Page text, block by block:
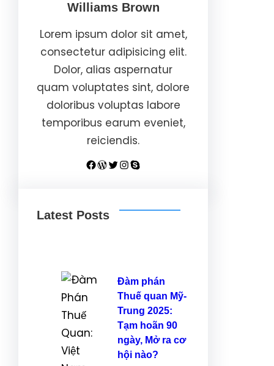
Williams Brown
Lorem ipsum dolor sit amet,
consectetur adipisicing elit.
Dolor, alias aspernatur
quam voluptates sint, dolore
doloribus voluptas labore
temporibus earum eveniet,
reiciendis.
Facebook WordPress Twitter InstagramSkype
Latest Posts
Đàm phán
Thuế quan Mỹ-
Trung 2025:
Tạm hoãn 90
ngày, Mở ra cơ
hội nào?